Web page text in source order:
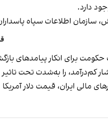
سازمان اطلاعات سپاه
برای انکار پیامدهای
کم‌درآمد، را به‌شدت تحت
مالی ایران، قیمت دلار